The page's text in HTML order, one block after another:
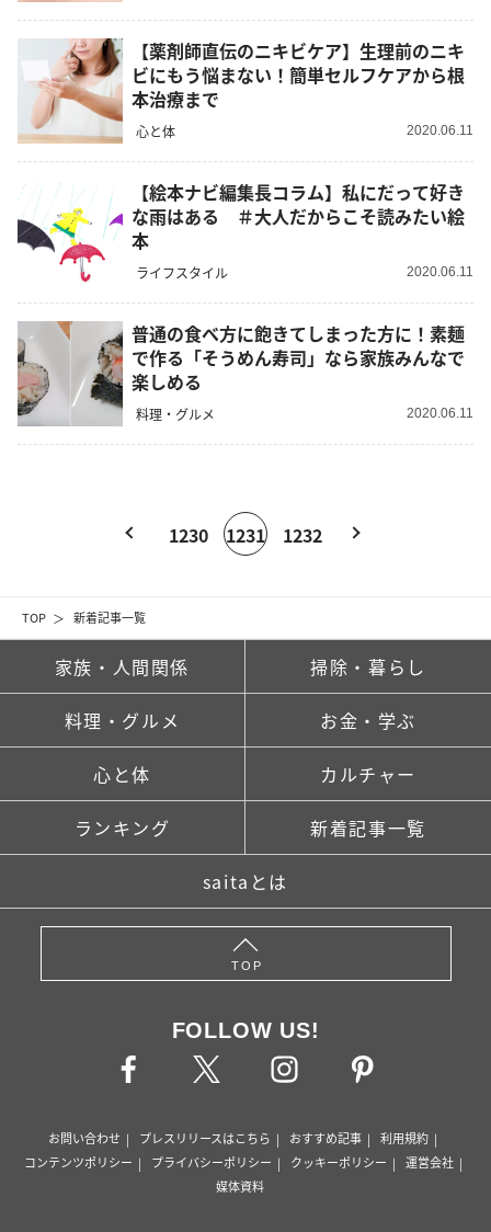
TOP 新着記事一覧
【薬剤師直伝のニキビケア】生理前のニキ
ビにもう悩まない！簡単セルフケアから根
本治療まで
心と体 2020.06.11
【絵本ナビ編集長コラム】私にだって好き
な雨はある ＃大人だからこそ読みたい絵
本
ライフスタイル 2020.06.11
普通の食べ方に飽きてしまった方に！素麺
で作る「そうめん寿司」なら家族みんなで
楽しめる
料理・グルメ 2020.06.11
1230 1231 1232
家族・人間関係 掃除・暮らし
料理・グルメ お金・学ぶ
心と体 カルチャー
ランキング 新着記事一覧
saitaとは
TOP
FOLLOW US!
お問い合わせ プレスリリースはこちら おすすめ記事
利用規約
コンテンツポリシー
プライバシーポリシー クッキーポリシー
運営会社
媒体資料